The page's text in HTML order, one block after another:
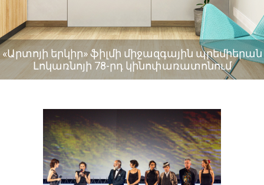
«Արտոյի երկիր» ֆիլմի միջազգային պրեմիերան
Լոկառնոյի 78-րդ կինոփառատոնում